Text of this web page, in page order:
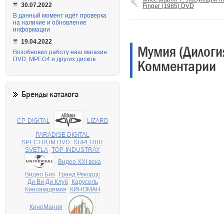
Finger (1985) DVD
Мумия
Комментарии
30.07.2022
В данный момент идёт проверка
на наличие и обновление
информации
19.04.2022
Возобновил работу наш магазин
DVD, MPEG4 и других дисков.
Бренды каталога
CP-DIGITAL LIZARD
PARADISE DIGITAL
SPECTRUM DVD SUPERBIT
SVETLA TOP-INDUSTRAY
Видео XXI века
Видео Биз
Гранд Рекордс
Ди Ви Ди Клуб
Карусель
Киноакадемия
КИНОМАН
КиноМания